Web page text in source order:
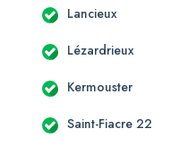
Lancieux
Lézardrieux
Kermouster
Saint-Fiacre 22